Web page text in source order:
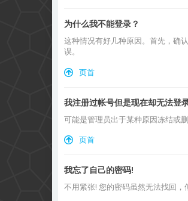
为什么我不能登录？
这种情况有好几种原因。首先，确
误。
页首
我注册过帐号但是现在却无法登
可能是管理员出于某种原因冻结或
页首
我忘了自己的密码!
不用紧张! 您的密码虽然无法找回